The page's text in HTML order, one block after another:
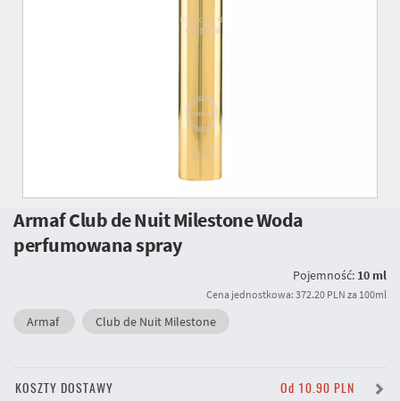
Armaf Club de Nuit Milestone Woda
perfumowana spray
Pojemność: 10 ml
Cena jednostkowa: 372.20 PLN za 100ml
Armaf Club de Nuit Milestone
KOSZTY DOSTAWY Od 10.90 PLN